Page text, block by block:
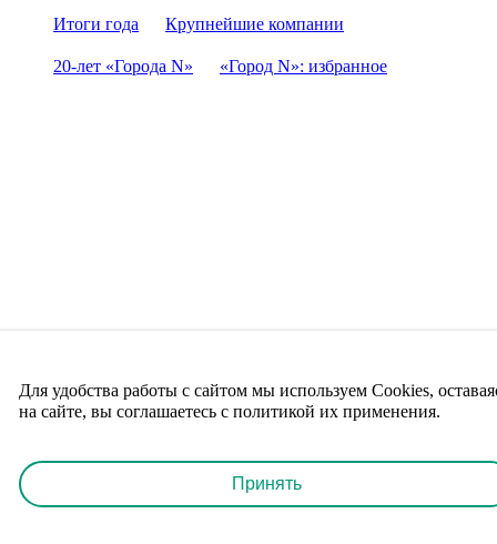
Итоги года
Крупнейшие компании
20-лет «Города N» «Город N»: избранное
Для удобства работы с сайтом мы используем Cookies,
на сайте, вы соглашаетесь с политикой их применения.
Принять